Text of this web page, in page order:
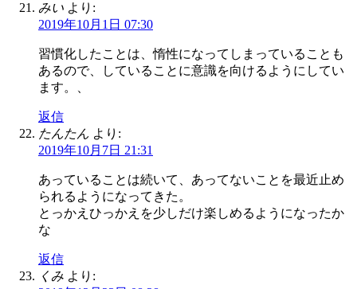
みい より:
2019年10月1日 07:30
習慣化したことは、惰性になってしまっていることも
あるので、していることに意識を向けるようにしてい
ます。、
返信
たんたん より:
2019年10月7日 21:31
あっていることは続いて、あってないことを最近止め
られるようになってきた。
とっかえひっかえを少しだけ楽しめるようになったか
な
返信
くみ より: